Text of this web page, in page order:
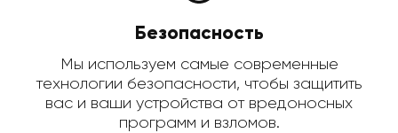
Безопасность
Мы используем самые современные
технологии безопасности, чтобы защитить
вас и ваши устройства от вредоносных
программ и взломов.